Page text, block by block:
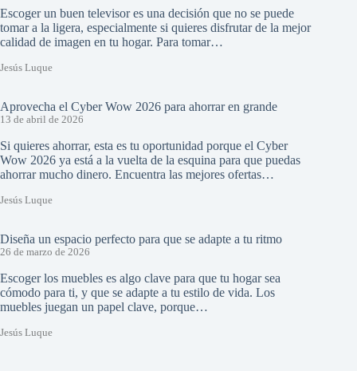
Escoger un buen televisor es una decisión que no se puede
tomar a la ligera, especialmente si quieres disfrutar de la mejor
calidad de imagen en tu hogar. Para tomar…
Jesús Luque
Aprovecha el Cyber Wow 2026 para ahorrar en grande
13 de abril de 2026
Si quieres ahorrar, esta es tu oportunidad porque el Cyber
Wow 2026 ya está a la vuelta de la esquina para que puedas
ahorrar mucho dinero. Encuentra las mejores ofertas…
Jesús Luque
Diseña un espacio perfecto para que se adapte a tu ritmo
26 de marzo de 2026
Escoger los muebles es algo clave para que tu hogar sea
cómodo para ti, y que se adapte a tu estilo de vida. Los
muebles juegan un papel clave, porque…
Jesús Luque